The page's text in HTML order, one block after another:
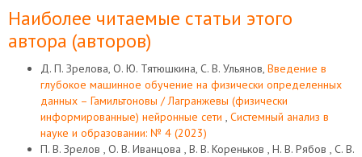
Наиболее читаемые статьи этого
автора (авторов)
Д. П. Зрелова, О. Ю. Тятюшкина, С. В. Ульянов, Введение в
глубокое машинное обучение на физически определенных
данных – Гамильтоновы / Лагранжевы (физически
информированные) нейронные сети , Системный анализ в
науке и образовании: № 4 (2023)
П. В. Зрелов , О. В. Иванцова , В. В. Кореньков , Н. В. Рябов , С. В.